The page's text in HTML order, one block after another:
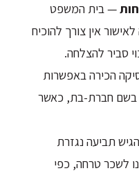
— בית המשפט
אין צורך להוכיח
סביר להצלחה.
הכירה באפשרות
בשם חברת-בת, כאשר
תביעה נגזרת
לשכר טרחה, כפי